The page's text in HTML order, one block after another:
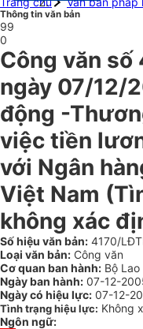
Thông tin văn bản
99
0
Công văn số
ngày 07/12/
động -
việc tiền
với Ngân
Việt Nam
không xác
Số hiệu văn bản: 4170/
Loại văn bản: Công văn
Cơ quan ban hành: Bộ
Ngày ban hành: 07-12-
Ngày có hiệu lực: 07-12-
Tình trạng hiệu lực: Không
Ngôn ngữ: